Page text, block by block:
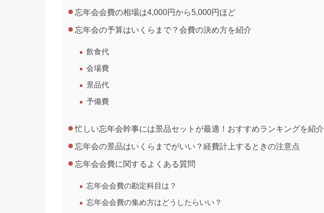
忘年会会費の相場は4,000円から5,000円ほど
忘年会の予算はいくらまで？会費の決め方を紹介
飲食代
会場費
景品代
予備費
忙しい忘年会幹事には景品セットが最適！おすすめランキングを紹介
忘年会の景品はいくらまでがいい？経費計上するときの注意点
忘年会会費に関するよくある質問
忘年会会費の勘定科目は？
忘年会会費の集め方はどうしたらいい？